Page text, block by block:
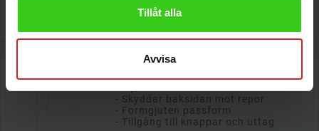
Tillåt alla
Avvisa
29 kr
Merskal genomskinligt silikonskal till Huawei P30 Pro
- Mjukt flexibelt mobilskal
- Skyddar baksidan mot repor
- Formgjuten passform
- Tillgång till knappar och uttag